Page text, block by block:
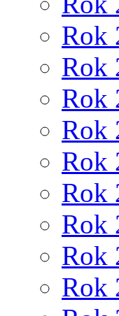
Rok
Rok
Rok
Rok
Rok
Rok
Rok
Rok
Rok